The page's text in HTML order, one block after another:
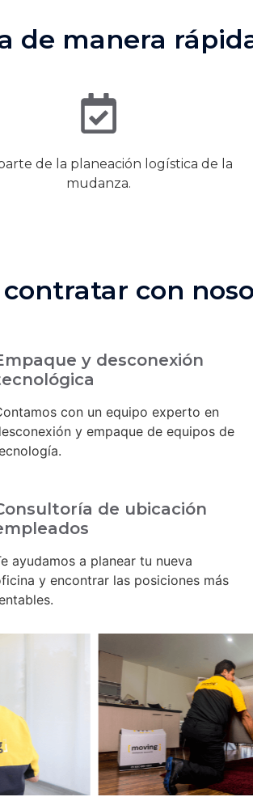
de manera
de la planeación logística de la
mudanza.
con
y desconexión
con un equipo experto en
y empaque de equipos de
de ubicación
ayudamos a planear tu nueva
y encontrar las posiciones más